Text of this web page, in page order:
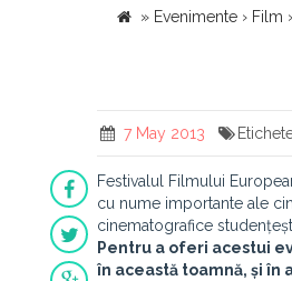
» Evenimente › Film ›
7 May 2013
Festivalul Filmului
cu nume importante ale
cinematografice
Pentru a oferi acestui
în această toamnă, și în